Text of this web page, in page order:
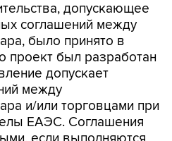
допускающее
соглашений между
было принято в
проект был разработан
допускает
между
и/или торговцами при
ЕАЭС. Соглашения